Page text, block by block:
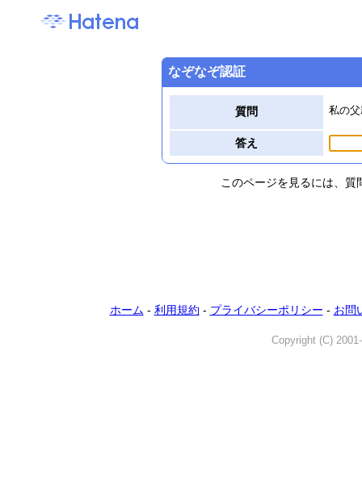
なぞなぞ認証
質問 私の
答え
このページを見るには、
ホーム - 利用規約 - プライバシーポリシー - お問
Copyright (C)